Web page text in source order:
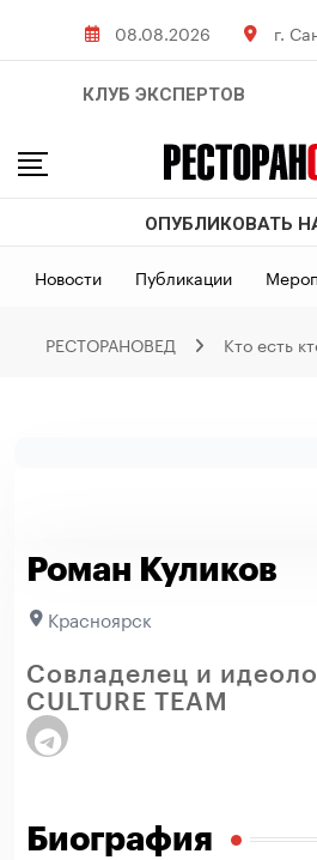
08.08.2026 г.
КЛУБ ЭКСПЕРТОВ
ОПУБЛИКОВАТЬ
Новости Публикации
РЕСТОРАНОВЕД Кто есть
Роман Куликов
Красноярск
Совладелец и
CULTURE TEAM
Биография